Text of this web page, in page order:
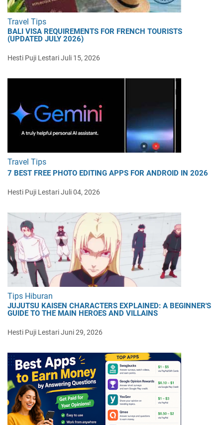
Travel Tips
BALI VISA REQUIREMENTS FOR FRENCH TOURISTS
(UPDATED JULY 2026)
Hesti Puji LestariJuli 15, 2026
Travel Tips
7 BEST FREE PHOTO EDITING APPS FOR ANDROID IN 2026
Hesti Puji LestariJuli 04, 2026
Tips Hiburan
JUJUTSU KAISEN CHARACTERS EXPLAINED: A BEGINNER'S
GUIDE TO THE MAIN HEROES AND VILLAINS
Hesti Puji LestariJuni 29, 2026